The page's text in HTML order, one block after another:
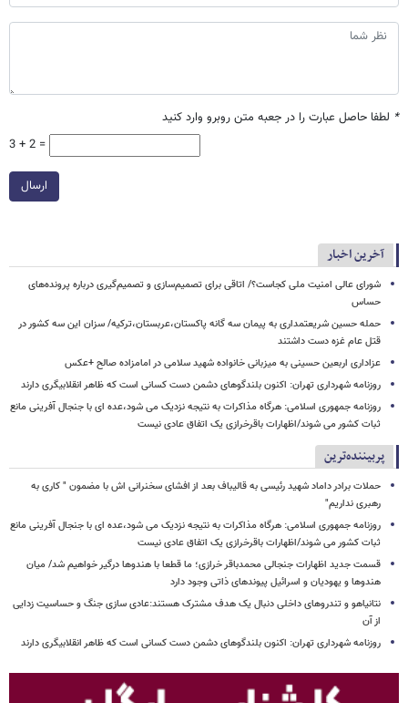
* لطفا حاصل عبارت را در جعبه متن روبرو وارد کنید
3 + 2 =
ارسال
آخرین اخبار
شورای عالی امنیت ملی کجاست؟/ اتاقی برای تصمیم‌سازی و تصمیم‌گیری درباره پرونده‌های
حساس
حمله حسین شریعتمداری به پیمان سه گانه پاکستان،عربستان،ترکیه/ سزان این سه کشور در
قتل عام غزه دست داشتند
عزاداری اربعین حسینی به میزبانی خانواده شهید سلامی در امامزاده صالح +عکس
روزنامه شهرداری تهران: اکنون بلندگوهای دشمن دست کسانی است که ظاهر انقلابیگری دارند
روزنامه جمهوری اسلامی: هرگاه مذاکرات به نتیجه نزدیک می شود،عده ای با جنجال آفرینی مانع
ثبات کشور می شوند/اظهارات باقرخرازی یک اتفاق عادی نیست
پربیننده‌ترین
حملات برادر داماد شهید رئیسی به قالیباف بعد از افشای سخنرانی اش با مضمون " کاری به
رهبری نداریم"
روزنامه جمهوری اسلامی: هرگاه مذاکرات به نتیجه نزدیک می شود،عده ای با جنجال آفرینی مانع
ثبات کشور می شوند/اظهارات باقرخرازی یک اتفاق عادی نیست
قسمت جدید اظهارات جنجالی محمدباقر خرازی؛ ما قطعا با هندوها درگیر خواهیم شد/ میان
هندوها و یهودیان و اسرائیل پیوندهای ذاتی وجود دارد
نتانیاهو و تندروهای داخلی دنبال یک هدف مشترک هستند:عادی سازی جنگ و حساسیت زدایی
از آن
روزنامه شهرداری تهران: اکنون بلندگوهای دشمن دست کسانی است که ظاهر انقلابیگری دارند